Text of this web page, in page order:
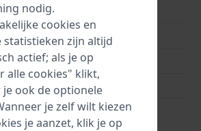
27.50
Geschroefde kroon
Mineraal
Recreatief duiken
Eén richting draaibaar
nodig.
cookies en
statistieken zijn altijd
actief; als je op
alle cookies" klikt,
je ook de optionele
je zelf wilt kiezen
je aanzet, klik je op